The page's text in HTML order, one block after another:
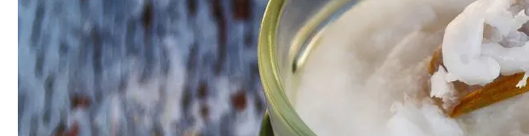
Как Правильно Выбрать Дом Для Северной Стороны Участка
Летние Десерты: Рецепт Торта-Мороженого В Стиле Пломбир